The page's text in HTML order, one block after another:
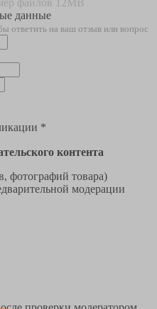
данные
ответить на ваш отзыв или вопрос
*
контента
фотографий товара)
модерации